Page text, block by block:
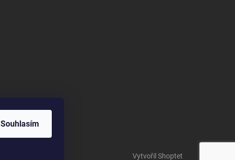
Souhlasím
Vytvořil Shoptet